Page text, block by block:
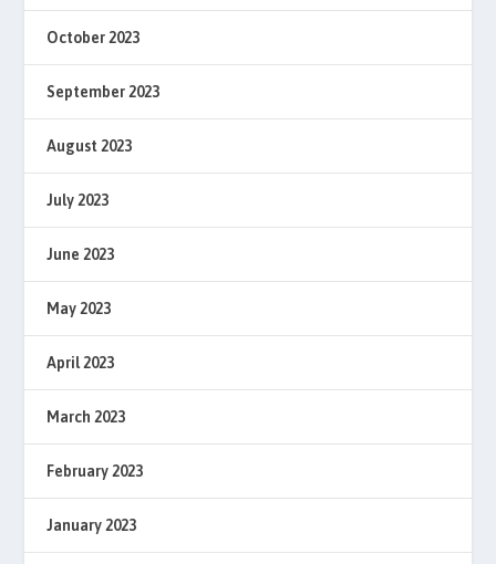
October 2023
September 2023
August 2023
July 2023
June 2023
May 2023
April 2023
March 2023
February 2023
January 2023